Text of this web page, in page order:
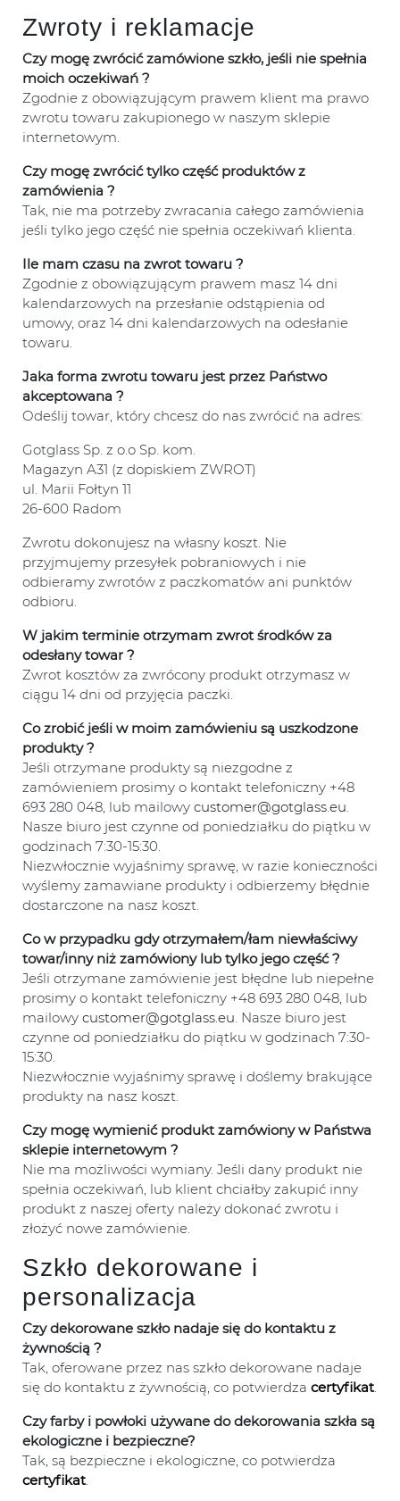
Zwroty i reklamacje
Czy mogę zwrócić zamówione szkło, jeśli nie spełnia
moich oczekiwań ?
Zgodnie z obowiązującym prawem klient ma prawo
zwrotu towaru zakupionego w naszym sklepie
internetowym.
Czy mogę zwrócić tylko część produktów z
zamówienia ?
Tak, nie ma potrzeby zwracania całego zamówienia
jeśli tylko jego część nie spełnia oczekiwań klienta.
Ile mam czasu na zwrot towaru ?
Zgodnie z obowiązującym prawem masz 14 dni
kalendarzowych na przesłanie odstąpienia od
umowy, oraz 14 dni kalendarzowych na odesłanie
towaru.
Jaka forma zwrotu towaru jest przez Państwo
akceptowana ?
Odeślij towar, który chcesz do nas zwrócić na adres:
Gotglass Sp. z o.o Sp. kom.
Magazyn A31 (z dopiskiem ZWROT)
ul. Marii Fołtyn 11
26-600 Radom
Zwrotu dokonujesz na własny koszt. Nie
przyjmujemy przesyłek pobraniowych i nie
odbieramy zwrotów z paczkomatów ani punktów
odbioru.
W jakim terminie otrzymam zwrot środków za
odesłany towar ?
Zwrot kosztów za zwrócony produkt otrzymasz w
ciągu 14 dni od przyjęcia paczki.
Co zrobić jeśli w moim zamówieniu są uszkodzone
produkty ?
Jeśli otrzymane produkty są niezgodne z
zamówieniem prosimy o kontakt telefoniczny +48
693 280 048, lub mailowy customer@gotglass.eu.
Nasze biuro jest czynne od poniedziałku do piątku w
godzinach 7:30-15:30.
Niezwłocznie wyjaśnimy sprawę, w razie konieczności
wyślemy zamawiane produkty i odbierzemy błędnie
dostarczone na nasz koszt.
Co w przypadku gdy otrzymałem/łam niewłaściwy
towar/inny niż zamówiony lub tylko jego część ?
Jeśli otrzymane zamówienie jest błędne lub niepełne
prosimy o kontakt telefoniczny +48 693 280 048, lub
mailowy customer@gotglass.eu. Nasze biuro jest
czynne od poniedziałku do piątku w godzinach 7:30-
15:30.
Niezwłocznie wyjaśnimy sprawę i doślemy brakujące
produkty na nasz koszt.
Czy mogę wymienić produkt zamówiony w Państwa
sklepie internetowym ?
Nie ma możliwości wymiany. Jeśli dany produkt nie
spełnia oczekiwań, lub klient chciałby zakupić inny
produkt z naszej oferty należy dokonać zwrotu i
złożyć nowe zamówienie.
Szkło dekorowane i
personalizacja
Czy dekorowane szkło nadaje się do kontaktu z
żywnością ?
Tak, oferowane przez nas szkło dekorowane nadaje
się do kontaktu z żywnością, co potwierdza certyfikat.
Czy farby i powłoki używane do dekorowania szkła są
ekologiczne i bezpieczne?
Tak, są bezpieczne i ekologiczne, co potwierdza
certyfikat.